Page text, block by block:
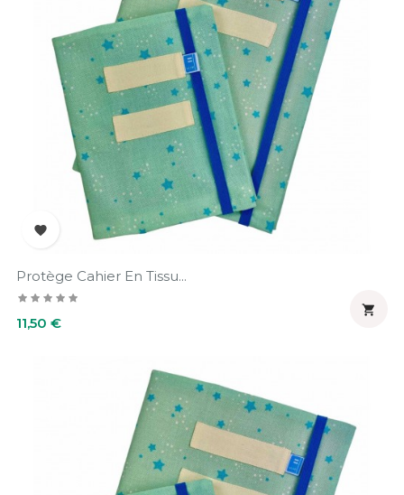

Protège Cahier En Tissu...
Prix
11,50 €
